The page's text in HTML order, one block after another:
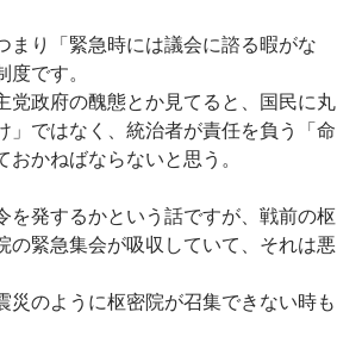
り「緊急時には議会に諮る暇がな
です。
政府の醜態とか見てると、国民に丸
」ではなく、統治者が責任を負う「命
かねばならないと思う。
発するかという話ですが、戦前の枢
の緊急集会が吸収していて、それは悪
のように枢密院が召集できない時も